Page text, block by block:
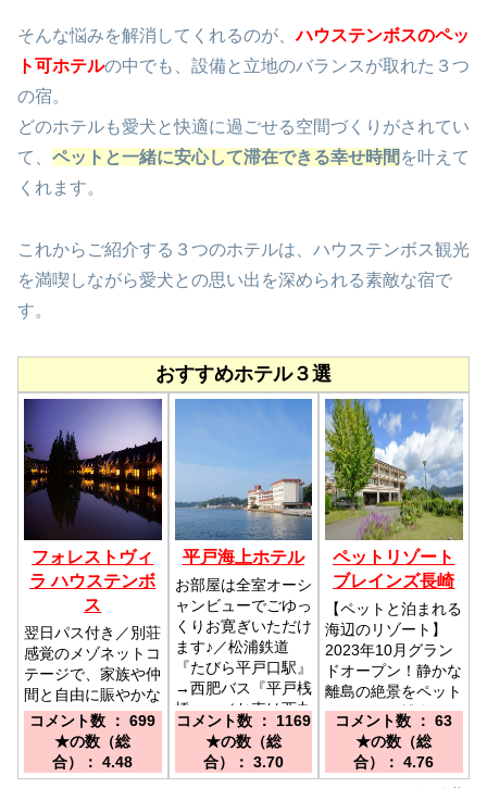
そんな悩みを解消してくれるのが、ハウステンボスのペッ
ト可ホテルの中でも、設備と立地のバランスが取れた３つ
の宿。
どのホテルも愛犬と快適に過ごせる空間づくりがされてい
て、 ペットと一緒に安心して滞在できる幸せ時間 を叶えて
くれます。
これからご紹介する３つのホテルは、ハウステンボス観光
を満喫しながら愛犬との思い出を深められる素敵な宿で
す。
おすすめホテル３選
フォレストヴィ
ラ ハウステンボ
ス
翌日パス付き／別荘
感覚のメゾネットコ
テージで、家族や仲
間と自由に賑やかな
ハウステンボス滞在
を。／博多駅から特
急ハウステンボス号
で100分/長崎駅から
コメント数 ： 699
★の数（総
合）： 4.48
平戸海上ホテル
お部屋は全室オーシ
ャンビューでごゆっ
くりお寛ぎいただけ
ます♪／松浦鉄道
『たびら平戸口駅』
→西肥バス『平戸桟
橋』 ／お車は西九
州自動車道『佐々
IC』→Ｒ２０４経由
で約３０分
コメント数 ： 1169
★の数（総
合）： 3.70
ペットリゾート
ブレインズ長崎
【ペットと泊まれる
海辺のリゾート】
2023年10月グラン
ドオープン！静かな
離島の絶景をペット
と一緒に／博多から
車で60分。唐津か
ら30分。ハウステ
ンボスまで60分。
コメント数 ： 63
★の数（総
合）： 4.76